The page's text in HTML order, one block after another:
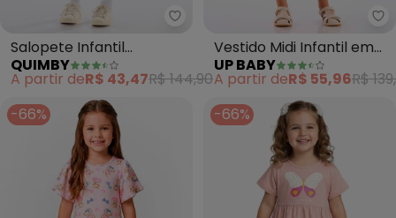
Quimby - Salopete Infantil
Salopete Infantil
Moletom (Rosa)
QUIMBY
A partir deR$ 43,47R$ 144,90
Vestido Midi Infantil em
Algodão (Rosa)
UP BABY
A partir deR$ 55,96R$
-66%
-66%